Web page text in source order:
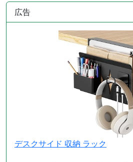
広告
デスクサイド 収納 ラック